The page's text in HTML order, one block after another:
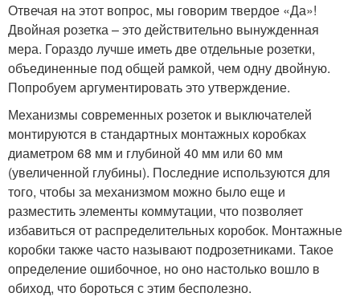
Отвечая на этот вопрос, мы говорим твердое «Да»!
Двойная розетка – это действительно вынужденная
мера. Гораздо лучше иметь две отдельные розетки,
объединенные под общей рамкой, чем одну двойную.
Попробуем аргументировать это утверждение.
Механизмы современных розеток и выключателей
монтируются в стандартных монтажных коробках
диаметром 68 мм и глубиной 40 мм или 60 мм
(увеличенной глубины). Последние используются для
того, чтобы за механизмом можно было еще и
разместить элементы коммутации, что позволяет
избавиться от распределительных коробок. Монтажные
коробки также часто называют подрозетниками. Такое
определение ошибочное, но оно настолько вошло в
обиход, что бороться с этим бесполезно.